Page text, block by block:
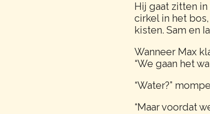
Hij gaat zitten
cirkel in het
kisten. Sam en
Wanneer Max
“We gaan het
“Water?”
“Maar voordat